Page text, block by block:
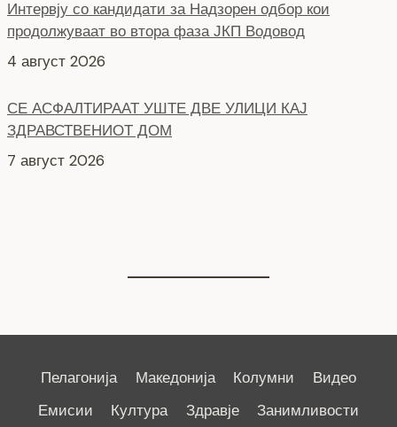
продолжуваат во втора фаза ЈКП Водовод
4 август 2026
ЗДРАВСТВEНИОТ ДОМ
7 август 2026
Пелагонија Македонија Колумни
Видео
Емисии
Култура Здравје Занимливости